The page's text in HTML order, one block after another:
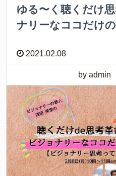
ゆる〜く聴くだけ
ナリーなココだけ
2021.02.08
by admin